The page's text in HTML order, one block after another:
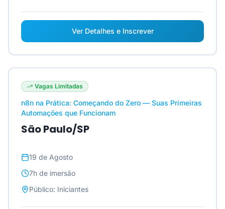
Ver Detalhes e Inscrever
Vagas Limitadas
n8n na Prática: Começando do Zero — Suas Primeiras
Automações que Funcionam
São Paulo/SP
19 de Agosto
7h de imersão
Público: Iniciantes